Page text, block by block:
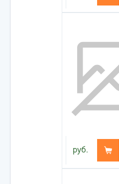
руб.